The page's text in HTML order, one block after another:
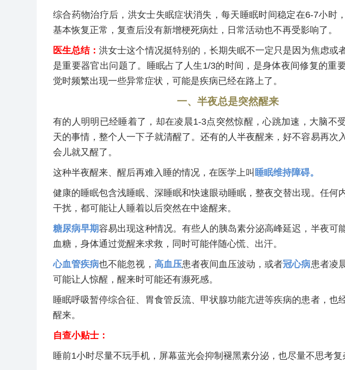
综合药物治疗后，洪女士失眠症状消失，每天睡眠时间稳定在6-7小时
基本恢复正常，复查后没有新增梗死病灶，日常活动也不再受影响了。
医生总结：洪女士这个情况挺特别的，长期失眠不一定只是因为焦虑或
是重要器官出问题了。睡眠占了人生1/3的时间，是身体夜间修复的重
觉时频繁出现一些异常症状，可能是疾病已经在路上了。
一、半夜总是突然醒来
有的人明明已经睡着了，却在凌晨1-3点突然惊醒，心跳加速，大脑不
天的事情，整个人一下子就清醒了。还有的人半夜醒来，好不容易再次
会儿就又醒了。
这种半夜醒来、醒后再难入睡的情况，在医学上叫 睡眠维持障碍。
健康的睡眠包含浅睡眠、深睡眠和快速眼动睡眠，整夜交替出现。任何
干扰，都可能让人睡着以后突然在中途醒来。
糖尿病早期容易出现这种情况。有些人的胰岛素分泌高峰延迟，半夜可
血糖，身体通过觉醒来求救，同时可能伴随心慌、出汗。
心血管疾病也不能忽视， 高血压患者夜间血压波动，或者冠心病患者凌
可能让人惊醒，醒来时可能还有濒死感。
睡眠呼吸暂停综合征、胃食管反流、甲状腺功能亢进等疾病的患者，也
醒来。
自查小贴士：
睡前1小时尽量不玩手机，屏幕蓝光会抑制褪黑素分泌，也尽量不思考复